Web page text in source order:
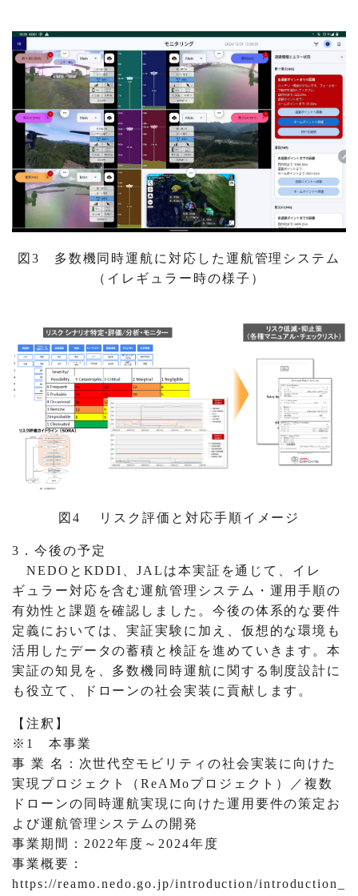
図3 多数機同時運航に対応した運航管理システム
（イレギュラー時の様子）
図4 リスク評価と対応手順イメージ
3．今後の予定
NEDOとKDDI、JALは本実証を通じて、イレ
ギュラー対応を含む運航管理システム・運用手順の
有効性と課題を確認しました。今後の体系的な要件
定義においては、実証実験に加え、仮想的な環境も
活用したデータの蓄積と検証を進めていきます。本
実証の知見を、多数機同時運航に関する制度設計に
も役立て、ドローンの社会実装に貢献します。
【注釈】
※1 本事業
事 業 名：次世代空モビリティの社会実装に向けた
実現プロジェクト（ReAMoプロジェクト）／複数
ドローンの同時運航実現に向けた運用要件の策定お
よび運航管理システムの開発
事業期間：2022年度～2024年度
事業概要：
https://reamo.nedo.go.jp/introduction/introduction_